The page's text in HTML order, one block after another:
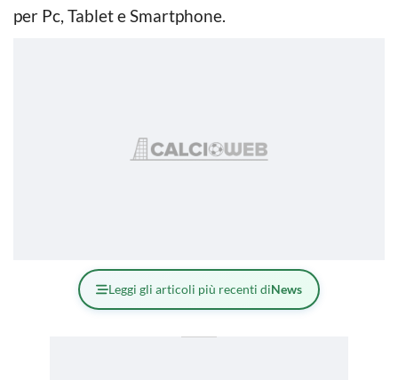
per Pc, Tablet e Smartphone.
Leggi gli articoli più recenti diNews